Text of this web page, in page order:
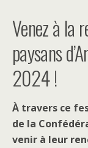
Venez à la
paysans
2024 !
À travers ce
de la
venir à leur